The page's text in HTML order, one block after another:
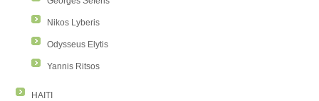
Nikos Lyberis
Odysseus Elytis
Yannis Ritsos
HAITI